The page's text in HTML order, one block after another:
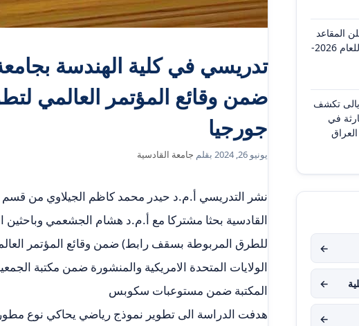
تدريسي في كلية الهندسة
ضمن وقائع المؤتمر العالمي
جورجيا
يونيو 26, 2024 بقلم جامعة القادسية
نشر التدريسي أ.م.د حيدر محمد كاظم الجيلاوي من قسم
القادسية بحثا مشتركا مع أ.م.د هشام الجشعمي
للطرق المربوطة بسقف رابط) ضمن وقائع المؤتمر
المكتبة ضمن مستوعبات سكوبس
هدفت الدراسة الى تطوير نموذج رياضي يحاكي نوع
المقاعد
الشاغرة للدراسات العليا للعام 2026-
تكشف
في
←
←
←